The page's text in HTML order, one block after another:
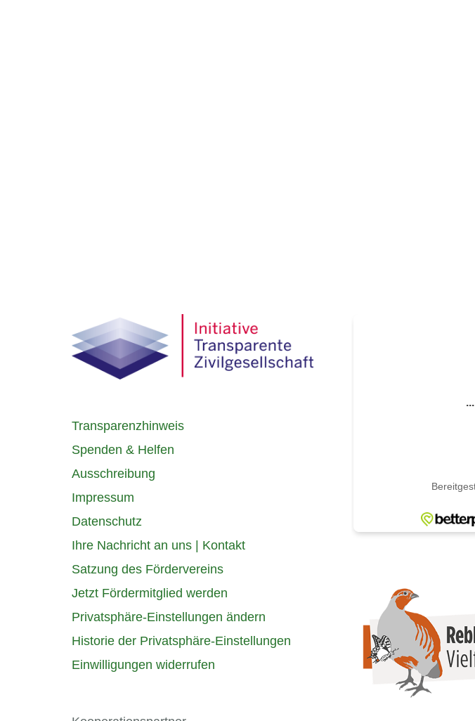
Transparenzhinweis
Spenden & Helfen
Ausschreibung
Impressum
Datenschutz
Ihre Nachricht an uns | Kontakt
Satzung des Fördervereins
Jetzt Fördermitglied werden
Privatsphäre-Einstellungen ändern
Historie der Privatsphäre-Einstellungen
Einwilligungen widerrufen